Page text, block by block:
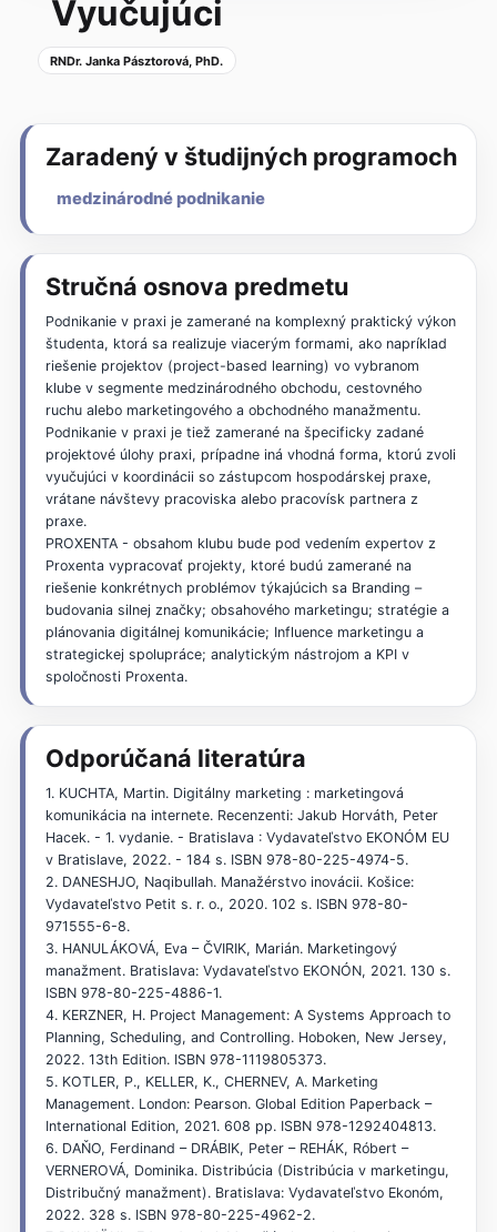
Vyučujúci
RNDr. Janka Pásztorová, PhD.
Zaradený v študijných programoch
medzinárodné podnikanie
Stručná osnova predmetu
Podnikanie v praxi je zamerané na komplexný praktický výkon
študenta, ktorá sa realizuje viacerým formami, ako napríklad
riešenie projektov (project-based learning) vo vybranom
klube v segmente medzinárodného obchodu, cestovného
ruchu alebo marketingového a obchodného manažmentu.
Podnikanie v praxi je tiež zamerané na špecificky zadané
projektové úlohy praxi, prípadne iná vhodná forma, ktorú zvoli
vyučujúci v koordinácii so zástupcom hospodárskej praxe,
vrátane návštevy pracoviska alebo pracovísk partnera z
praxe.
PROXENTA - obsahom klubu bude pod vedením expertov z
Proxenta vypracovať projekty, ktoré budú zamerané na
riešenie konkrétnych problémov týkajúcich sa Branding –
budovania silnej značky; obsahového marketingu; stratégie a
plánovania digitálnej komunikácie; Influence marketingu a
strategickej spolupráce; analytickým nástrojom a KPI v
spoločnosti Proxenta.
Odporúčaná literatúra
1. KUCHTA, Martin. Digitálny marketing : marketingová
komunikácia na internete. Recenzenti: Jakub Horváth, Peter
Hacek. - 1. vydanie. - Bratislava : Vydavateľstvo EKONÓM EU
v Bratislave, 2022. - 184 s. ISBN 978-80-225-4974-5.
2. DANESHJO, Naqibullah. Manažérstvo inovácii. Košice:
Vydavateľstvo Petit s. r. o., 2020. 102 s. ISBN 978-80-
971555-6-8.
3. HANULÁKOVÁ, Eva – ČVIRIK, Marián. Marketingový
manažment. Bratislava: Vydavateľstvo EKONÓN, 2021. 130 s.
ISBN 978-80-225-4886-1.
4. KERZNER, H. Project Management: A Systems Approach to
Planning, Scheduling, and Controlling. Hoboken, New Jersey,
2022. 13th Edition. ISBN 978-1119805373.
5. KOTLER, P., KELLER, K., CHERNEV, A. Marketing
Management. London: Pearson. Global Edition Paperback –
International Edition, 2021. 608 pp. ISBN ‏.978-1292404813
6. DAŇO, Ferdinand – DRÁBIK, Peter – REHÁK, Róbert –
VERNEROVÁ, Dominika. Distribúcia (Distribúcia v marketingu,
Distribučný manažment). Bratislava: Vydavateľstvo Ekonóm,
2022. 328 s. ISBN 978-80-225-4962-2.